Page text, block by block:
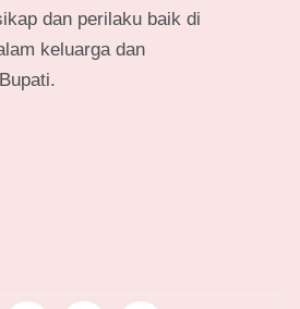
dan perilaku baik di
keluarga dan